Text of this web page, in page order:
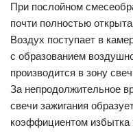
При послойном
почти полностью
Воздух поступает в
с образованием
производится в зону
За непродолжительное
свечи зажигания
коэффициентом избытка